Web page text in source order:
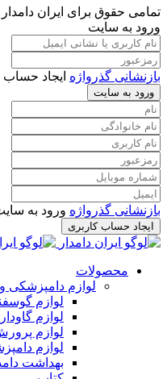
تمامی حقوق برای ایران
ورود به سایت
بازنشانی گذرواژه ایجاد حساب
ورود به سایت
بازنشانی گذرواژه ورود به
ایجاد حساب کاربری
محصولات
لوازم دامپزشکی
لوازم
لوازم
لوازم
لوازم
بهداشت